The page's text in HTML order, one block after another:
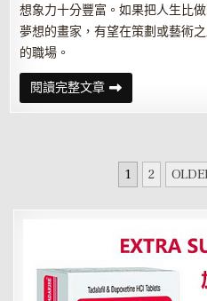
想象力十分豐富。如果把人生比
夢想的畫家，有望在策劃或藝術
的職場。
閱讀完整文章手
相
看
豐
1 2